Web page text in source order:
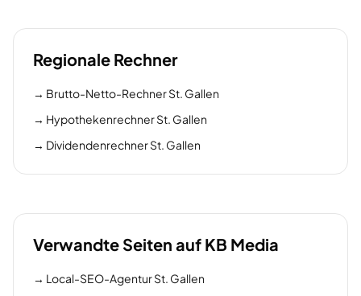
Regionale Rechner
→ Brutto-Netto-Rechner St. Gallen
→ Hypothekenrechner St. Gallen
→ Dividendenrechner St. Gallen
Verwandte Seiten auf KB Media
→ Local-SEO-Agentur St. Gallen